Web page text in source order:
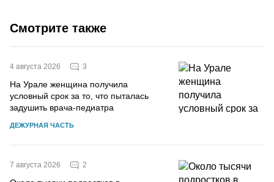
Смотрите также
4 августа 2026 3
На Урале женщина получила
условный срок за то, что пыталась
задушить врача-педиатра
ДЕЖУРНАЯ ЧАСТЬ
7 августа 2026 2